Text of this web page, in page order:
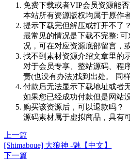
免费下载或者VIP会员资源能否
本站所有资源版权均属于原作
提示下载完但解压或打开不了？
最常见的情况是下载不完整:
况，可在对应资源底部留言，
找不到素材资源介绍文章里的
对于会员专享、整站源码、程
责(也没有办法)找到出处。 同
付款后无法显示下载地址或者
如果您已经成功付款但是网站
购买该资源后，可以退款吗？
源码素材属于虚拟商品，具有
上一篇
[Shimaboue] 大狼神 -魅【中文】
下一篇